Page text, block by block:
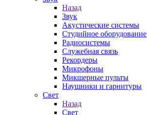
Назад
Звук
Акустические системы
Студийное оборудование
Радиосистемы
Служебная связь
Рекордеры
Микрофоны
Микшерные пульты
Наушники и гарнитуры
Свет
Назад
Свет